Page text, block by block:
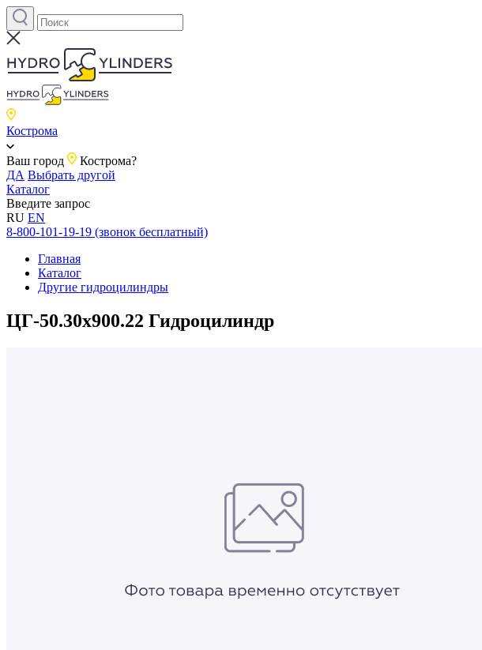
Кострома
Ваш город
Кострома?
ДА Выбрать другой
Каталог
Введите запрос
RU EN
8-800-101-19-19 (звонок бесплатный)
Главная
Каталог
Другие гидроцилиндры
ЦГ-50.30х900.22 Гидроцилиндр